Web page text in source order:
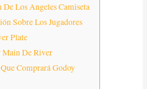
Los Angeles Camiseta
Sobre Los Jugadores
Plate
Main De River
Comprará Godoy